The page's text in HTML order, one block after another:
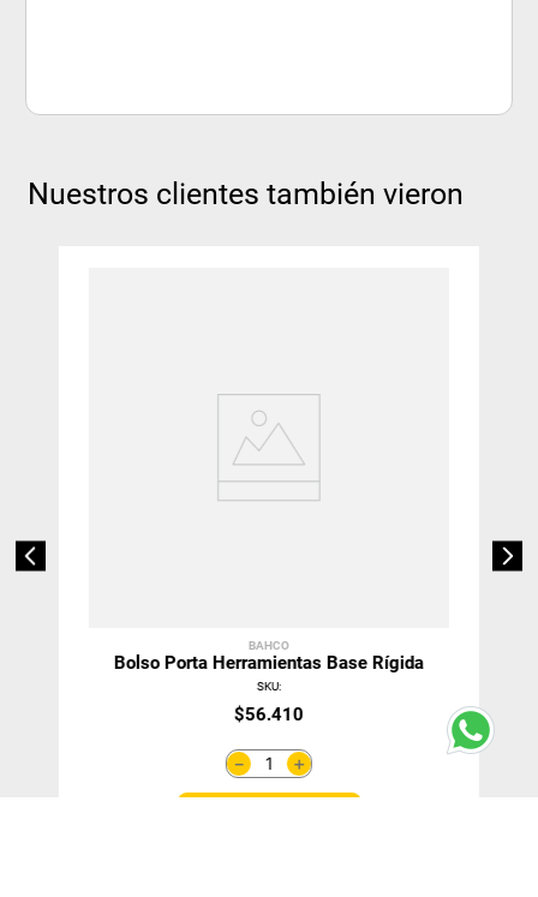
Nuestros clientes también vieron
BAHCO
Bolso Porta Herramientas Base Rígida
SKU:
$56.410
＋
－